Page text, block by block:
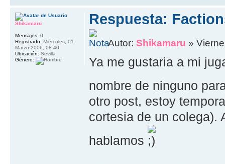
Respuesta:
Autor:Shikamaru »
Ya me gustaria a mi
nombre de ninguno
otro post, estoy
cortesia de un colega).
hablamos
Shikamaru
Mensajes: 0
Registrado: Miércoles, 01
Marzo 2006, 08:40
Ubicación: Sevilla
Género: